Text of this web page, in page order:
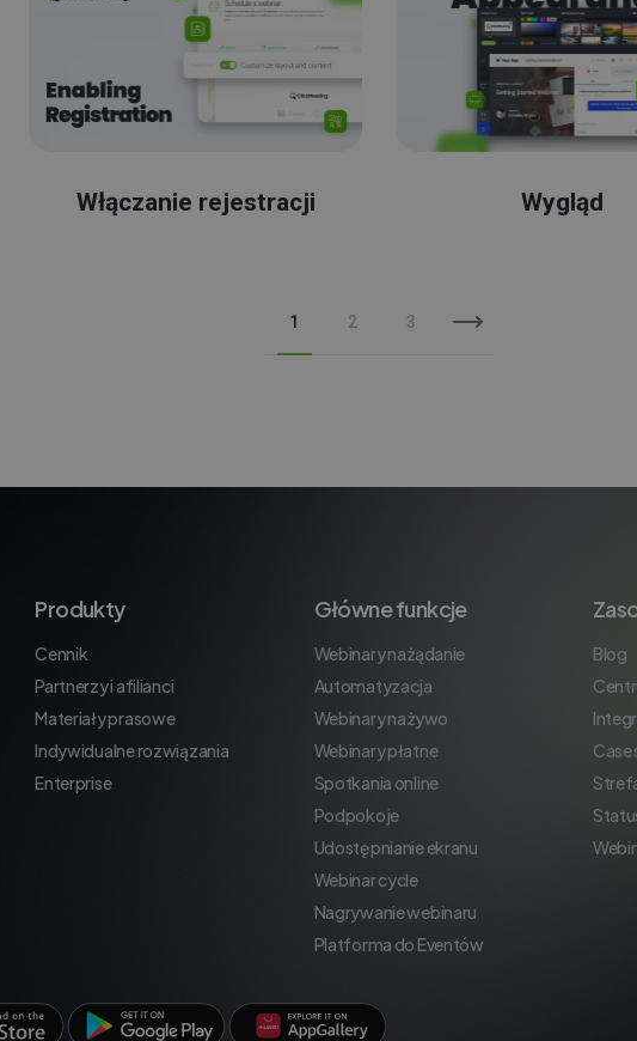
Włączanie rejestracji Wygląd
1 2 3
Produkty
Cennik
Partnerzy i afilianci
Materiały prasowe
Indywidualne rozwiązania
Enterprise
Główne funkcje
Webinary na żądanie
Automatyzacja
Webinary na żywo
Webinary płatne
Spotkania online
Podpokoje
Udostępnianie ekranu
Webinar cycle
Nagrywanie webinaru
Platforma do Eventów
Blog
Case